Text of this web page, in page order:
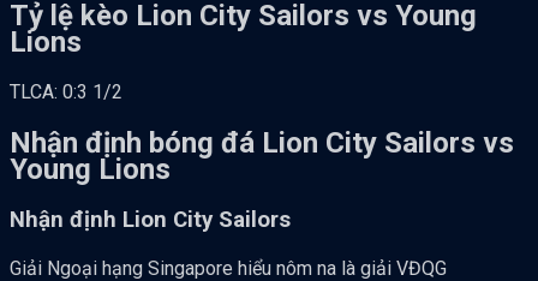
Tỷ lệ kèo Lion City Sailors vs Young
Lions
TLCA: 0:3 1/2
Nhận định bóng đá Lion City Sailors vs
Young Lions
Nhận định Lion City Sailors
Giải Ngoại hạng Singapore hiểu nôm na là giải VĐQG